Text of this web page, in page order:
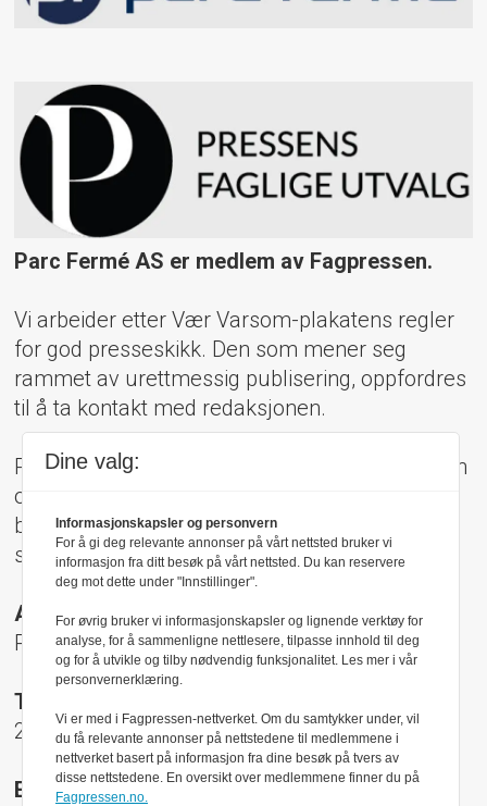
Parc Fermé AS er medlem av Fagpressen.
Vi arbeider etter Vær Varsom-plakatens regler
for god presseskikk. Den som mener seg
rammet av urettmessig publisering, oppfordres
til å ta kontakt med redaksjonen.
Pressens Faglige Utvalg (PFU) er et klageorgan
oppnevnt av Norsk Presseforbund som
behandler klager mot mediene i presseetiske
spørsmål.
Adresse:
Rådhusgt 17, 0158 Oslo
Telefon:
22 40 50 40
E-post:
Dine valg:
Informasjonskapsler og personvern
For å gi deg relevante annonser på vårt nettsted bruker vi
informasjon fra ditt besøk på vårt nettsted. Du kan reservere
deg mot dette under "Innstillinger".
For øvrig bruker vi informasjonskapsler og lignende verktøy for
analyse, for å sammenligne nettlesere, tilpasse innhold til deg
og for å utvikle og tilby nødvendig funksjonalitet. Les mer i vår
personvernerklæring.
Vi er med i Fagpressen-nettverket. Om du samtykker under, vil
du få relevante annonser på nettstedene til medlemmene i
nettverket basert på informasjon fra dine besøk på tvers av
disse nettstedene. En oversikt over medlemmene finner du på
Fagpressen.no.